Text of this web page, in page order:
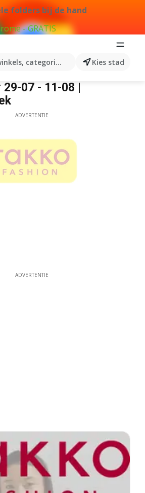
folders bij de hand
- GRATIS
categorieën, producten...
Kies stad
07 - 11-08 |
ADVERTENTIE
ADVERTENTIE